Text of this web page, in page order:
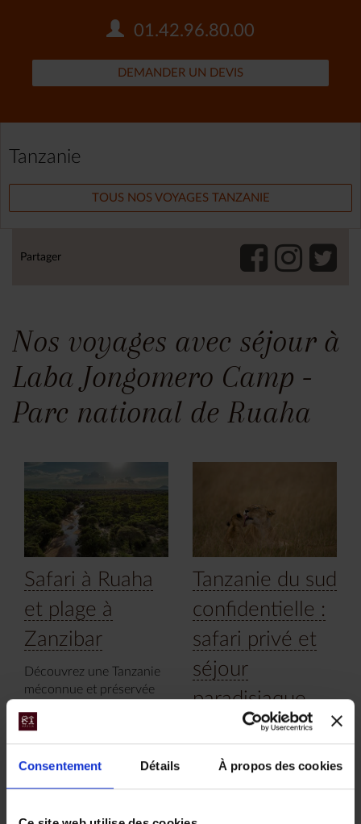
Consentement Détails À propos des cookies
01.42.96.80.00
DEMANDER UN DEVIS
Tanzanie
TOUS NOS VOYAGES TANZANIE
Partager
Nos voyages avec séjour à
Laba Jongomero Camp -
Parc national de Ruaha
Safari à Ruaha
et plage à
Zanzibar
Découvrez une Tanzanie
méconnue et préservée
safari exceptionnelle et
plongez dans les eaux
cristallines de Zanzibar.
11 jours, à partir de 6
Tanzanie du sud
confidentielle :
safari privé et
séjour
paradisiaque
sur une île
privée
Un séjour en avion taxi,